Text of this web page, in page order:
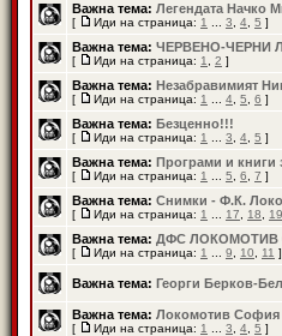
Важна тема: Легендата Начко
[ Иди на страница: 1 3 4 5 ]
Важна тема: ЧЕРВЕНО-ЧЕРНИ
[ Иди на страница: 1 2 ]
Важна тема: Незабравимият
[ Иди на страница: 1 4 5 6 ]
Важна тема: Безценно!!!
[ Иди на страница: 1 3 4 5 ]
Важна тема: Програми и книги
[ Иди на страница: 1 5 6 7 ]
Важна тема: Снимки - Ф.К.
[ Иди на страница: 1 17 18 19
Важна тема: ДФС ЛОКОМОТИВ
[ Иди на страница: 1 9 10 11 ]
Важна тема: Георги Берков-
Важна тема: Локомотив София
[ Иди на страница: 1 3 4 5 ]